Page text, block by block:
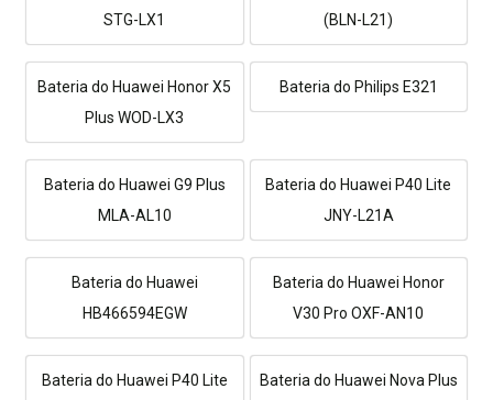
STG-LX1
(BLN-L21)
Bateria do Huawei Honor X5
Plus WOD-LX3
Bateria do Philips E321
Bateria do Huawei G9 Plus
MLA-AL10
Bateria do Huawei P40 Lite
JNY-L21A
Bateria do Huawei
HB466594EGW
Bateria do Huawei Honor
V30 Pro OXF-AN10
Bateria do Huawei P40 Lite
Bateria do Huawei Nova Plus